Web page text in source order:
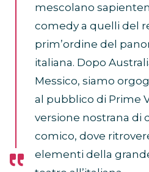
mescolano
comedy a quelli del
prim’ordine del
italiana. Dopo
Messico, siamo
al pubblico di Prime
versione nostrana di
comico, dove
elementi della